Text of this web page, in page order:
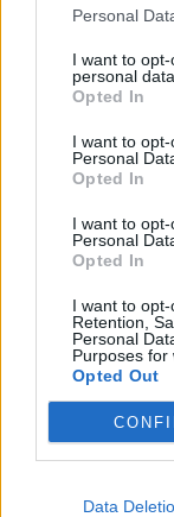
Personal
I want to
personal data.
Opted In
I want to
Personal
Opted In
I want to
Personal
Opted In
I want to opt-
Retention,
Personal
Purposes for
Opted Out
Data
Szeretem az
KAPCSOLÓDÓ